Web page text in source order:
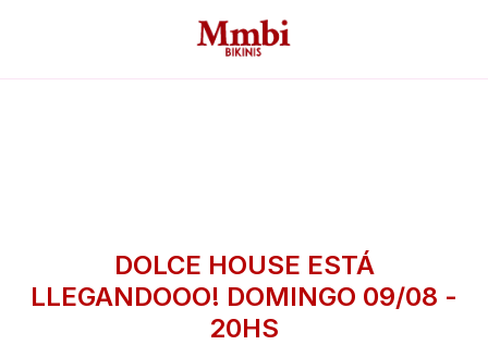
DOLCE HOUSE ESTÁ
LLEGANDOOO! DOMINGO 09/08 -
20HS